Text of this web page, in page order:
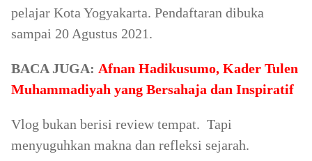
pelajar Kota Yogyakarta. Pendaftaran dibuka
sampai 20 Agustus 2021.
BACA JUGA: Afnan Hadikusumo, Kader Tulen
Muhammadiyah yang Bersahaja dan Inspiratif
Vlog bukan berisi review tempat. Tapi
menyuguhkan makna dan refleksi sejarah.